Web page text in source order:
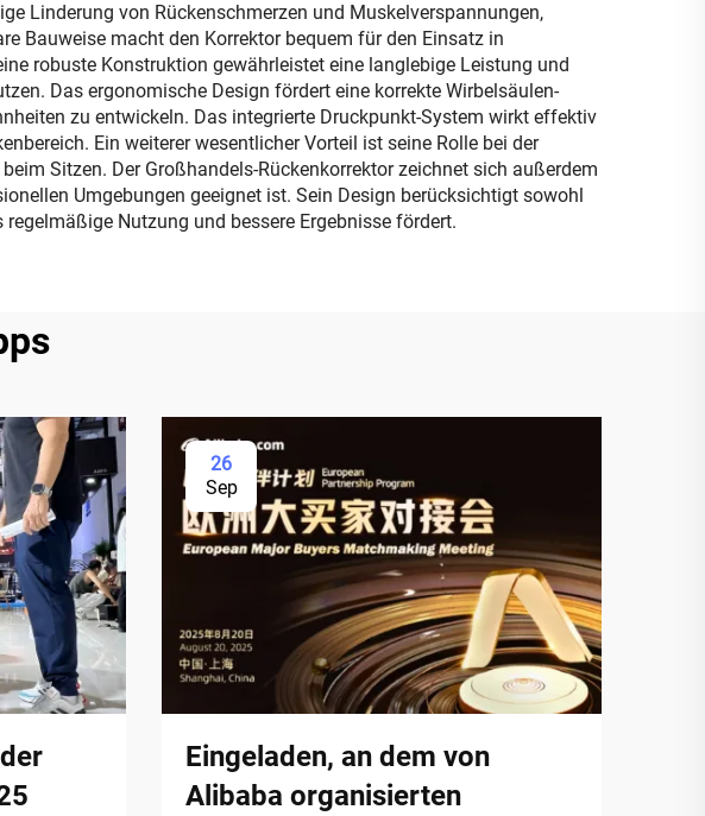
Linderung von Rückenschmerzen und Muskelverspannungen,
Bauweise macht den Korrektor bequem für den Einsatz in
robuste Konstruktion gewährleistet eine langlebige Leistung und
Das ergonomische Design fördert eine korrekte Wirbelsäulen-
zu entwickeln. Das integrierte Druckpunkt-System wirkt effektiv
Ein weiterer wesentlicher Vorteil ist seine Rolle bei der
Sitzen. Der Großhandels-Rückenkorrektor zeichnet sich außerdem
Umgebungen geeignet ist. Sein Design berücksichtigt sowohl
Nutzung und bessere Ergebnisse fördert.
26
Sep
Eingeladen, an dem von
Alibaba organisierten